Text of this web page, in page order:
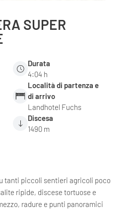
SUPER
Durata
4:04 h
Località di partenza e
di arrivo
Landhotel Fuchs
Discesa
1490 m
tanti piccoli sentieri agricoli poco
ripide, discese tortuose e
radure e punti panoramici